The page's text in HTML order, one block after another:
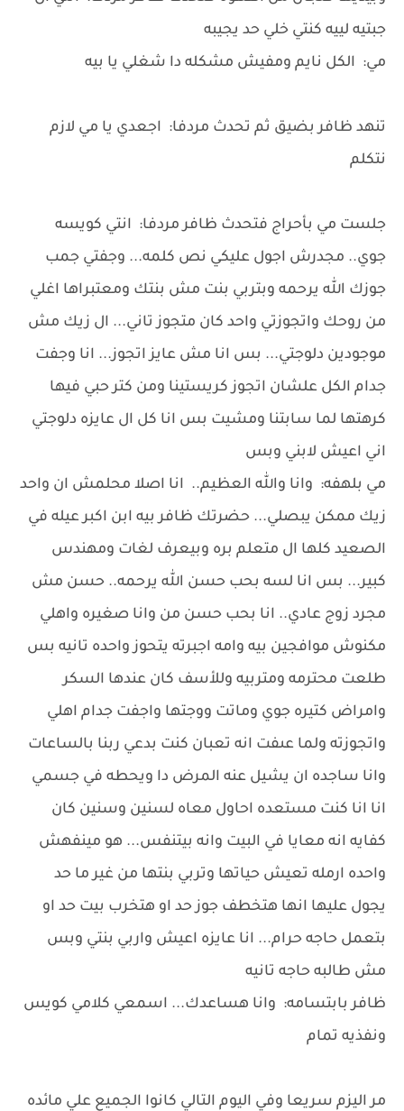
جبتيه لييه كنتي خلي حد يجيبه
مي: الكل نايم ومفيش مشكله دا شغلي يا بيه
تنهد ظافر بضيق ثم تحدث مردفا: اجعدي يا مي لازم
نتكلم
جلست مي بأحراج فتحدث ظافر مردفا: انتي كويسه
جوي.. مجدرش اجول عليكي نص كلمه... وجفتي جمب
جوزك الله يرحمه وبتربي بنت مش بنتك ومعتبراها اغلي
من روحك واتجوزتي واحد كان متجوز تاني... ال زيك مش
موجودين دلوجتي... بس انا مش عايز اتجوز... انا وجفت
جدام الكل علشان اتجوز كريستينا ومن كتر حبي فيها
كرهتها لما سابتنا ومشيت بس انا كل ال عايزه دلوجتي
اني اعيش لابني وبس
مي بلهفه: وانا والله العظيم.. انا اصلا محلمش ان واحد
زيك ممكن يبصلي... حضرتك ظافر بيه ابن اكبر عيله في
الصعيد كلها ال متعلم بره وبيعرف لغات ومهندس
كبير... بس انا لسه بحب حسن الله يرحمه.. حسن مش
مجرد زوج عادي.. انا بحب حسن من وانا صغيره واهلي
مكنوش موافجين بيه وامه اجبرته يتحوز واحده تانيه بس
طلعت محترمه ومتربيه وللأسف كان عندها السكر
وامراض كتيره جوي وماتت ووجتها واجفت جدام اهلي
واتجوزته ولما عىفت انه تعبان كنت بدعي ربنا بالساعات
وانا ساجده ان يشيل عنه المرض دا ويحطه في جسمي
انا انا كنت مستعده احاول معاه لسنين وسنين كان
كفايه انه معايا في البيت وانه بيتنفس... هو مينفهش
واحده ارمله تعيش حياتها وتربي بنتها من غير ما حد
يجول عليها انها هتخطف جوز حد او هتخرب بيت حد او
بتعمل حاجه حرام... انا عايزه اعيش واربي بنتي وبس
مش طالبه حاجه تانيه
ظافر بابتسامه: وانا هساعدك... اسمعي كلامي كويس
ونفذيه تمام
مر اليزم سريعا وفي اليوم التالي كانوا الجميع علي مائده